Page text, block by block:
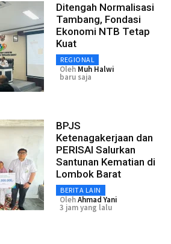
Ditengah Normalisasi
Tambang, Fondasi
Ekonomi NTB Tetap
Kuat
REGIONAL
Oleh Muh Halwi
baru saja
BPJS
Ketenagakerjaan dan
PERISAI Salurkan
Santunan Kematian di
Lombok Barat
BERITA LAIN
OlehAhmad Yani
3 jam yang lalu